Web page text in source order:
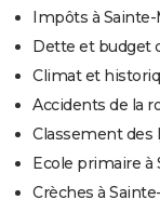
Impôts à
Dette et budget
Climat et
Accidents de la
Classement des
Ecole primaire à
Crèches à